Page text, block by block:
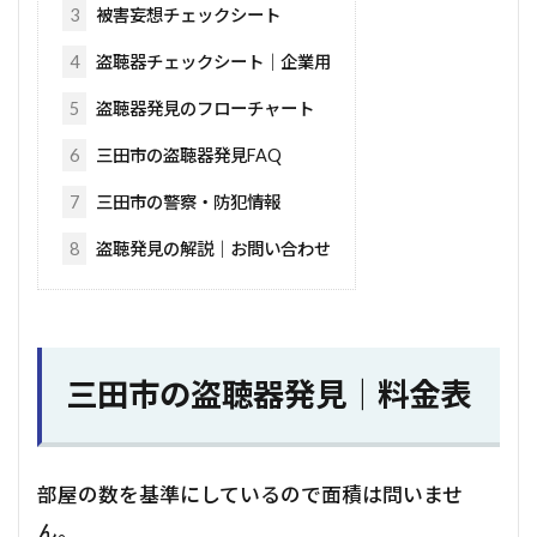
3 被害妄想チェックシート
4 盗聴器チェックシート｜企業用
5 盗聴器発見のフローチャート
6 三田市の盗聴器発見FAQ
7 三田市の警察・防犯情報
8 盗聴発見の解説｜お問い合わせ
三田市の盗聴器発見｜料金表
部屋の数を基準にしているので面積は問いませ
ん。